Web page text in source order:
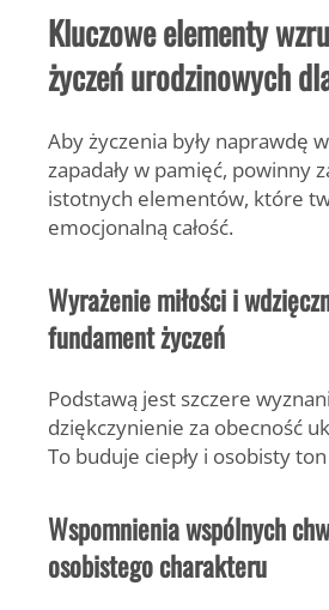
Kluczowe elementy
życzeń urodzinowych
Aby życzenia były naprawdę
zapadały w pamięć, powinny
istotnych elementów, które
emocjonalną całość.
Wyrażenie miłości i
fundament życzeń
Podstawą jest szczere
dziękczynienie za obecność
To buduje ciepły i osobisty
Wspomnienia wspólnych
osobistego charakteru